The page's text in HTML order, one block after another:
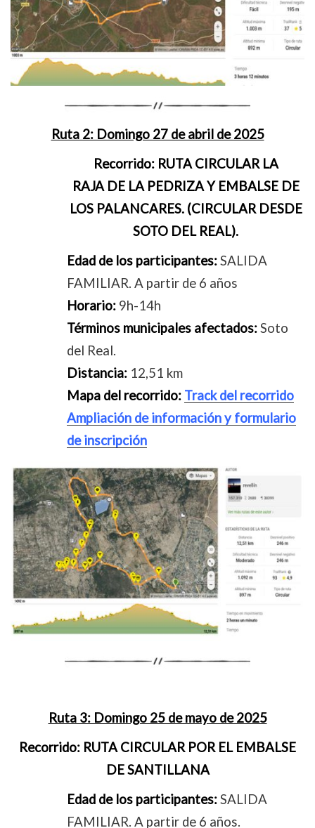
Ruta 2: Domingo 27 de abril de 2025
Recorrido: RUTA CIRCULAR LA
RAJA DE LA PEDRIZA Y EMBALSE DE
LOS PALANCARES. (CIRCULAR DESDE
SOTO DEL REAL).
Edad de los participantes:SALIDA
FAMILIAR. A partir de 6 años
Horario: 9h-14h
Términos municipales afectados:Soto
del Real.
Distancia: 12,51 km
Mapa del recorrido: Track del recorrido
Ampliación de información y formulario
de inscripción
Ruta 3: Domingo 25 de mayo de 2025
Recorrido: RUTA CIRCULAR POR EL EMBALSE
DE SANTILLANA
Edad de los participantes:SALIDA
FAMILIAR. A partir de 6 años.